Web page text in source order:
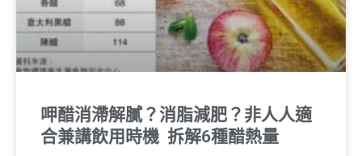
呷醋消滯解膩？消脂減肥？非人人適
合兼講飲用時機 拆解6種醋熱量